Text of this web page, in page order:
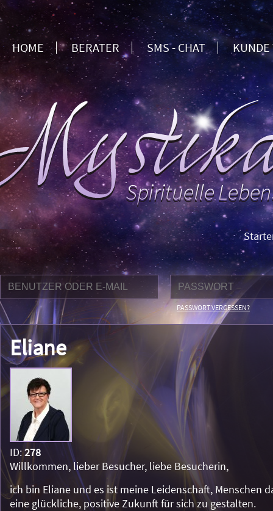
HOME BERATER SMS - CHAT KUNDE
PASSWORT VERGESSEN?
Starten Sie
Eliane
ID:278
Willkommen, lieber Besucher, liebe Besucherin,
ich bin Eliane und es ist meine Leidenschaft, Menschen
eine glückliche, positive Zukunft für sich zu gestalten.